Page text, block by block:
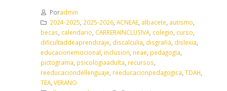
Poradmin
2024-2025 2025-2026, ACNEAE, albacete autismo
becas calendario CARRERAINCLUSIVA colegio curso
dificultaddeaprendizaje discalculia disgrafia dislexia
educacionemocional inclusion neae pedagogia
pictograma psicologiaadulta recursos
reeducaciondellenguaje reeducacionpedagogica TDAH
TEA VERANO